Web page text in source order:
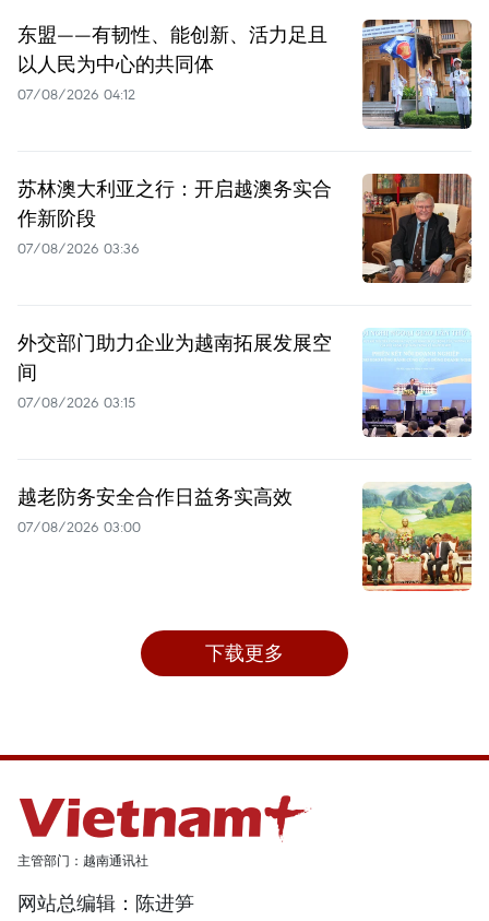
东盟——有韧性、能创新、活力足且
以人民为中心的共同体
07/08/2026 04:12
苏林澳大利亚之行：开启越澳务实合
作新阶段
07/08/2026 03:36
外交部门助力企业为越南拓展发展空
间
07/08/2026 03:15
越老防务安全合作日益务实高效
07/08/2026 03:00
下载更多
主管部门：越南通讯社
网站总编辑：陈进笋